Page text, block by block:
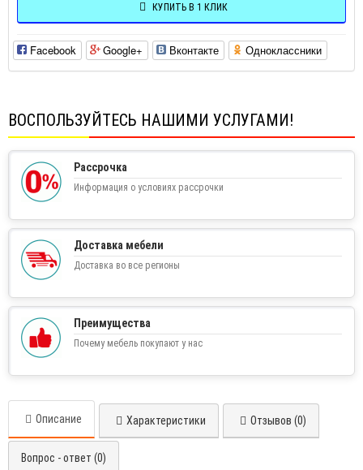
КУПИТЬ В 1 КЛИК
Facebook Google+ Вконтакте Одноклассники
ВОСПОЛЬЗУЙТЕСЬ НАШИМИ УСЛУГАМИ!
Рассрочка
Информация о условиях рассрочки
Доставка мебели
Доставка во все регионы
Преимущества
Почему мебель покупают у нас
Описание Характеристики Отзывов (0)
Вопрос - ответ (0)